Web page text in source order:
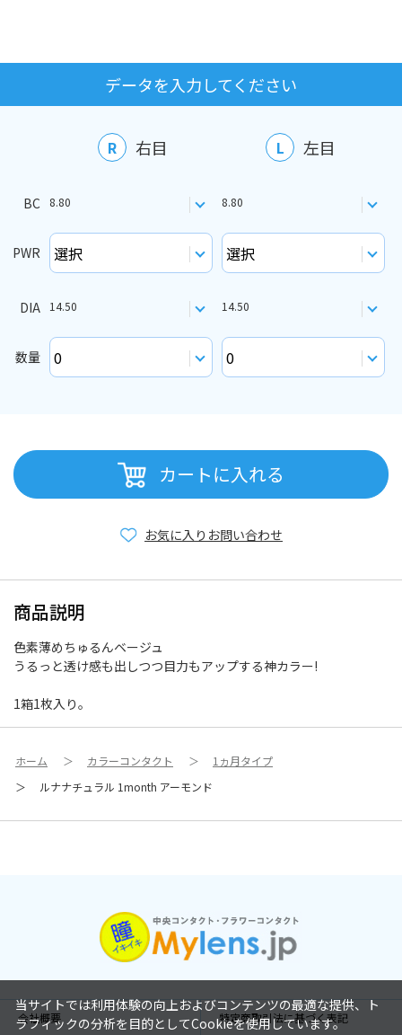
データを入力してください
R 右目 L 左目
BC 8.80 8.80
PWR
DIA 14.50 14.50
数量
カートに入れる
お気に入り お問い合わせ
商品説明
色素薄めちゅるんベージュ
うるっと透け感も出しつつ目力もアップする神カラー!
1箱1枚入り。
ホーム ＞ カラーコンタクト ＞
1ヵ月タイプ
＞
ルナナチュラル 1month アーモンド
会社概要 特定商取引法に基づく表記
当サイトでは利用体験の向上およびコンテンツの最適な提供、ト
ラフィックの分析を目的としてCookieを使用しています。